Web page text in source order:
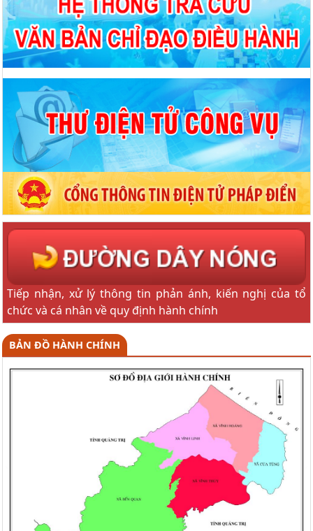
Tiếp nhận, xử lý thông tin phản ánh, kiến nghị của tổ
chức và cá nhân về quy định hành chính
BẢN ĐỒ HÀNH CHÍNH